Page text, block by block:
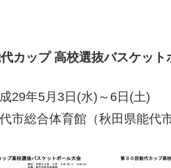
カップ 高校選抜バスケット
29年5月3日(水)～6日(土)
市総合体育館（秋田県能代市